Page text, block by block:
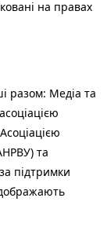
на правах
разом: Медіа та
та
підтримки